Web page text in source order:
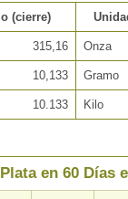
(cierre)
315,16 Onza
10,133 Gramo
10.133 Kilo
en 60 Días